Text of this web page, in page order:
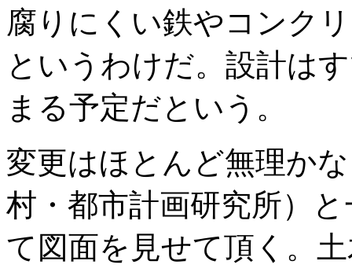
腐りにくい鉄やコンク
というわけだ。設計は
まる予定だという。
変更はほとんど無理か
村・都市計画研究所）
て図面を見せて頂く。